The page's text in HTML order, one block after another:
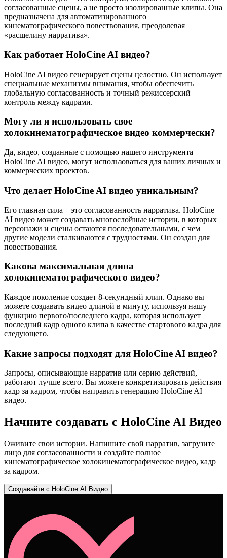
согласованные сцены, а не просто изолированные клипы. Она
предназначена для автоматизированного
кинематографического повествования, преодолевая
«расщелину нарратива».
Как работает HoloCine AI видео?
HoloCine AI видео генерирует сцены целостно. Он использует
специальные механизмы внимания, чтобы обеспечить
глобальную согласованность и точный режиссерский
контроль между кадрами.
Могу ли я использовать свое
холокинематографическое видео коммерчески?
Да, видео, созданные с помощью нашего инструмента
HoloCine AI видео, могут использоваться для ваших личных и
коммерческих проектов.
Что делает HoloCine AI видео уникальным?
Его главная сила – это согласованность нарратива. HoloCine
AI видео может создавать многослойные истории, в которых
персонажи и сцены остаются последовательными, с чем
другие модели сталкиваются с трудностями. Он создан для
повествования.
Какова максимальная длина
холокинематографического видео?
Каждое поколение создает 8-секундный клип. Однако вы
можете создавать видео длиной в минуту, используя нашу
функцию первого/последнего кадра, которая использует
последний кадр одного клипа в качестве стартового кадра для
следующего.
Какие запросы подходят для HoloCine AI видео?
Запросы, описывающие нарратив или серию действий,
работают лучше всего. Вы можете конкретизировать действия
кадр за кадром, чтобы направить генерацию HoloCine AI
видео.
Начните создавать с HoloCine AI Видео
Оживите свои истории. Напишите свой нарратив, загрузите
лицо для согласованности и создайте полное
кинематографическое холокинематографическое видео, кадр
за кадром.
Создавайте с HoloCine AI Видео